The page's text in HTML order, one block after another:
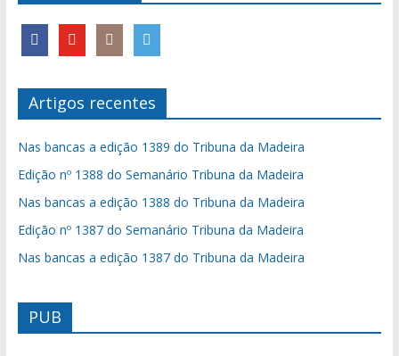
Artigos recentes
Nas bancas a edição 1389 do Tribuna da Madeira
Edição nº 1388 do Semanário Tribuna da Madeira
Nas bancas a edição 1388 do Tribuna da Madeira
Edição nº 1387 do Semanário Tribuna da Madeira
Nas bancas a edição 1387 do Tribuna da Madeira
PUB